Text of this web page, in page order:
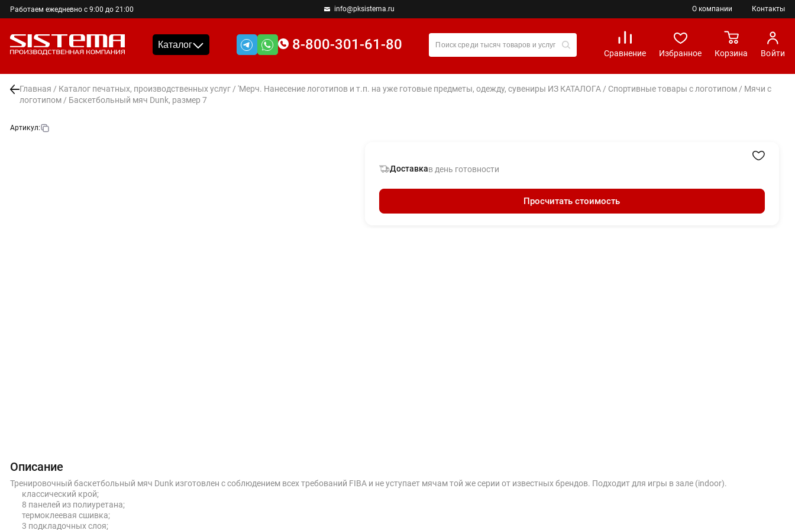
Работаем ежедневно с 9:00 до 21:00 info@pksistema.ru О компании Контакты
Каталог 8-800-301-61-80
Сравнение Избранное Корзина Войти
Главная / Каталог печатных, производственных услуг /'Мерч. Нанесение логотипов и т.п. на уже готовые предметы, одежду, сувениры ИЗ КАТАЛОГА / Спортивные товары с логотипом / Мячи с
логотипом / Баскетбольный мяч Dunk, размер 7
Артикул:
Доставкав день готовности
Просчитать стоимость
Описание
Тренировочный баскетбольный мяч Dunk изготовлен с соблюдением всех требований FIBA и не уступает мячам той же серии от известных брендов. Подходит для игры в зале (indoor).
классический крой;
8 панелей из полиуретана;
термоклеевая сшивка;
3 подкладочных слоя;